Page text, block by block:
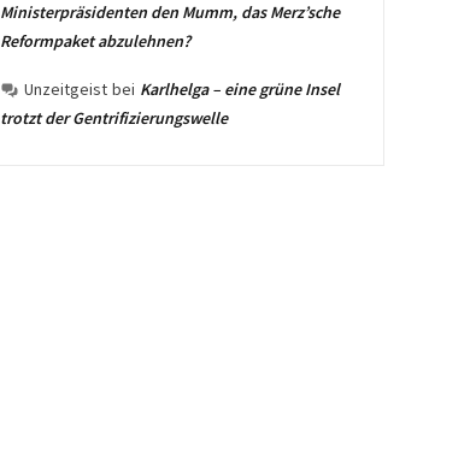
Ministerpräsidenten den Mumm, das Merz’sche
Reformpaket abzulehnen?
Unzeitgeist bei Karlhelga – eine grüne Insel
trotzt der Gentrifizierungswelle